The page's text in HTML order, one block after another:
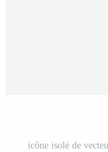
icône isolé de